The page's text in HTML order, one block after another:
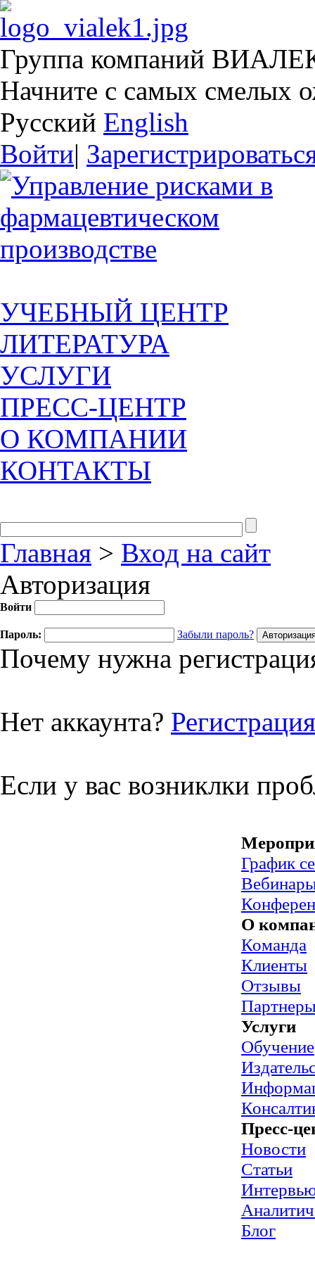
Группа компаний
Начните с самых смелых
Русский English
Войти|
УЧЕБНЫЙ ЦЕНТР
ЛИТЕРАТУРА
УСЛУГИ
ПРЕСС-ЦЕНТР
О КОМПАНИИ
КОНТАКТЫ
Главная > Вход на сайт
Авторизация
Войти
Пароль: Забыли пароль?
Почему нужна
Нет аккаунта? Регистрация
Если у вас возниклки
График
О
Команда
Клиенты
Отзывы
Услуги
Обучение
Пресс-
Новости
Статьи
Блог